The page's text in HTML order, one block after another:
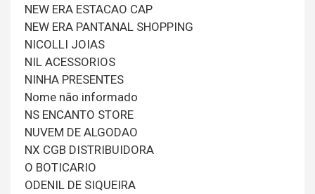
NEW ERA ESTACAO CAP
NEW ERA PANTANAL SHOPPING
NICOLLI JOIAS
NIL ACESSORIOS
NINHA PRESENTES
Nome não informado
NS ENCANTO STORE
NUVEM DE ALGODAO
NX CGB DISTRIBUIDORA
O BOTICARIO
ODENIL DE SIQUEIRA